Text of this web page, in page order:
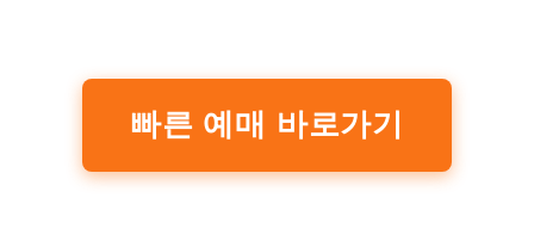
빠른 예매 바로가기